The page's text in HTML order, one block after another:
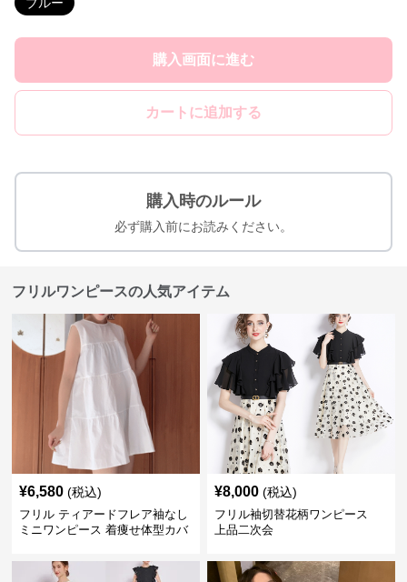
購入画面に進む
カートに追加する
購入時のルール
必ず購入前にお読みください。
フリルワンピースの人気アイテム
¥6,580 (税込)
フリル ティアードフレア袖なし
ミニワンピース 着痩せ体型カバ
¥8,000 (税込)
フリル袖切替花柄ワンピース
上品二次会